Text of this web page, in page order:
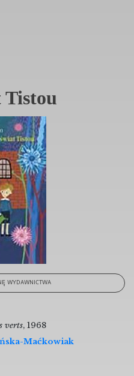
Tistou
WYDAWNICTWA
verts, 1968
Maćkowiak